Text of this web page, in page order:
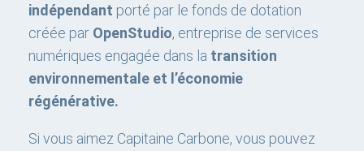
indépendant porté par le fonds de dotation
créée par OpenStudio, entreprise de services
numériques engagée dans la transition
environnementale et l’économie
régénérative.
Si vous aimez Capitaine Carbone, vous pouvez